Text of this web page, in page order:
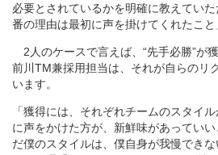
必要とされているかを明確に教えてい
番の理由は最初に声を掛けてくれたこと
2人のケースで言えば、“先手必勝”が
前川TM兼採用担当は、それが自らのリ
います。
「獲得には、それぞれチームのスタイ
に声をかけた方が、新鮮味があってい
だ僕のスタイルは、僕自身が我慢でき